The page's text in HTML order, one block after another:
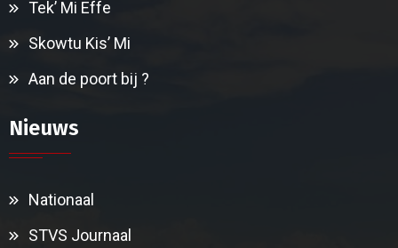
Tek’ Mi Effe
Skowtu Kis’ Mi
Aan de poort bij ?
Nieuws
Nationaal
STVS Journaal